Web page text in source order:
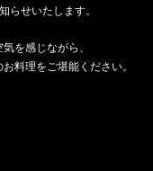
らせいたします。
を感じながら、
料理をご堪能ください。